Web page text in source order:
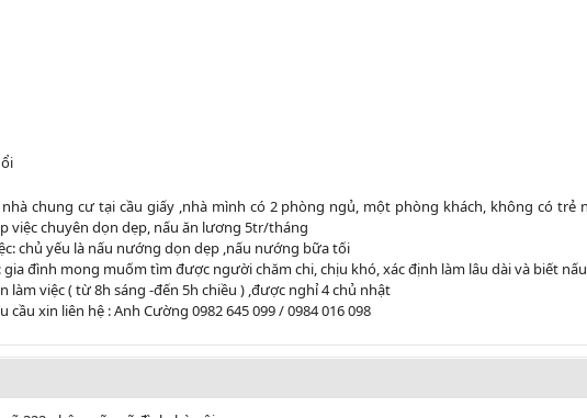
chung cư tại cầu giấy ,nhà mình có 2 phòng ngủ, một phòng khách, không có trẻ
việc chuyên dọn dẹp, nấu ăn lương 5tr/tháng
chủ yếu là nấu nướng dọn dẹp ,nấu nướng bữa tối
gia đình mong muốm tìm được người chăm chi, chịu khó, xác định làm lâu dài và biết
làm việc ( từ 8h sáng -đến 5h chiều ) ,được nghỉ 4 chủ nhật
cầu xin liên hệ : Anh Cường 0982 645 099 / 0984 016 098